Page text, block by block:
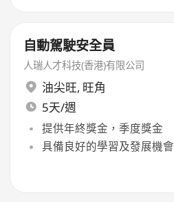
自動駕駛安全員
人瑞人才科技(香港)有限公司
油尖旺, 旺角
5天/週
提供年終獎金，季度獎金
具備良好的學習及發展機會